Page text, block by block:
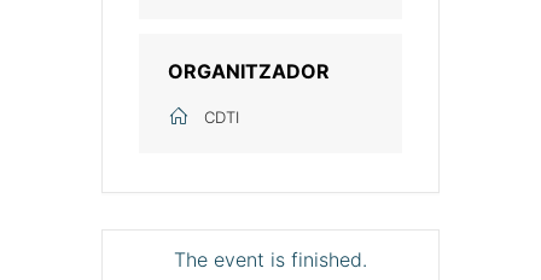
ORGANITZADOR
CDTI
The event is finished.